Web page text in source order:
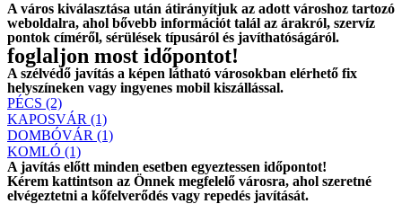
A város kiválasztása után átirányítjuk az adott városhoz tartozó
weboldalra, ahol bővebb információt talál az árakról, szervíz
pontok címéről, sérülések típusáról és javíthatóságáról.
foglaljon most időpontot!
A szélvédő javítás a képen látható városokban elérhető fix
helyszíneken vagy ingyenes mobil kiszállással.
PÉCS (2)
KAPOSVÁR (1)
DOMBÓVÁR (1)
KOMLÓ (1)
A javítás előtt minden esetben egyeztessen időpontot!
Kérem kattintson az Önnek megfelelő városra, ahol szeretné
elvégeztetni a kőfelverődés vagy repedés javítását.